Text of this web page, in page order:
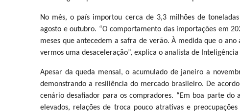
No mês, o país importou cerca de 3,3 milhões de
agosto e outubro. “O comportamento das importações em
meses que antecedem a safra de verão. À medida que o
vermos uma desaceleração”, explica o analista de
Apesar da queda mensal, o acumulado de janeiro a
demonstrando a resiliência do mercado brasileiro. De
cenário desafiador para os compradores. “Em boa parte
elevados, relações de troca pouco atrativas e